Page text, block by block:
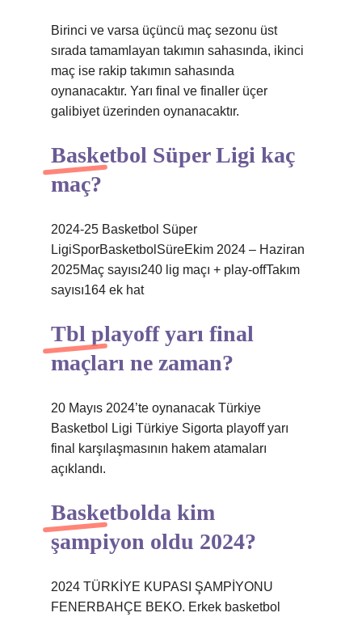
Birinci ve varsa üçüncü maç sezonu üst
sırada tamamlayan takımın sahasında, ikinci
maç ise rakip takımın sahasında
oynanacaktır. Yarı final ve finaller üçer
galibiyet üzerinden oynanacaktır.
Basketbol Süper Ligi kaç
maç?
2024-25 Basketbol Süper
LigiSporBasketbolSüreEkim 2024 – Haziran
2025Maç sayısı240 lig maçı + play-offTakım
sayısı164 ek hat
Tbl playoff yarı final
maçları ne zaman?
20 Mayıs 2024’te oynanacak Türkiye
Basketbol Ligi Türkiye Sigorta playoff yarı
final karşılaşmasının hakem atamaları
açıklandı.
Basketbolda kim
şampiyon oldu 2024?
2024 TÜRKİYE KUPASI ŞAMPİYONU
FENERBAHÇE BEKO. Erkek basketbol